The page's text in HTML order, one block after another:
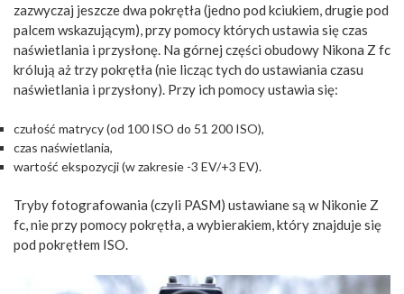
zazwyczaj jeszcze dwa pokrętła (jedno pod kciukiem, drugie pod
palcem wskazującym), przy pomocy których ustawia się czas
naświetlania i przysłonę. Na górnej części obudowy Nikona Z fc
królują aż trzy pokrętła (nie licząc tych do ustawiania czasu
naświetlania i przysłony). Przy ich pomocy ustawia się:
czułość matrycy (od 100 ISO do 51 200 ISO),
czas naświetlania,
wartość ekspozycji (w zakresie -3 EV/+3 EV).
Tryby fotografowania (czyli PASM) ustawiane są w Nikonie Z
fc, nie przy pomocy pokrętła, a wybierakiem, który znajduje się
pod pokrętłem ISO.